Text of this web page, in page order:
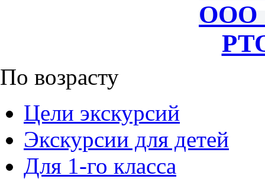
ООО
По возрасту
Цели экскурсий
Экскурсии для детей
Для 1-го класса